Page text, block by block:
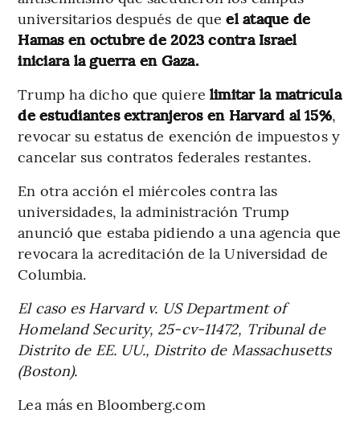
universitarios después de queel ataque de
Hamas en octubre de 2023 contra Israel
iniciara la guerra en Gaza.
Trump ha dicho que quiere limitar la matrícula
de estudiantes extranjeros en Harvard al 15%,
revocar su estatus de exención de impuestos y
cancelar sus contratos federales restantes.
En otra acción el miércoles contra las
universidades, la administración Trump
anunció que estaba pidiendo a una agencia que
revocara la acreditación de la Universidad de
Columbia.
El caso es Harvard v. US Department of
Homeland Security, 25-cv-11472, Tribunal de
Distrito de EE. UU., Distrito de Massachusetts
(Boston).
Lea más en Bloomberg.com